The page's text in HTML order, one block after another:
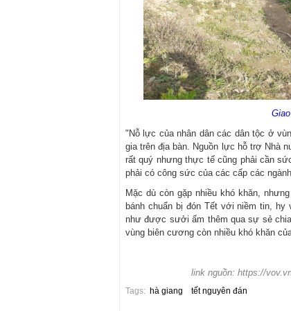
"Nỗ lực của nhân dân các dân tộc ở
gia trên địa bàn. Nguồn lực hỗ trợ Nhà
rất quý nhưng thực tế cũng phải cần
phải có công sức của các cấp các
Mặc dù còn gặp nhiều khó khăn,
bánh chuẩn bị đón Tết với niềm tin,
như được sưởi ấm thêm qua sự sẻ
vùng biên cương còn nhiều khó khăn
link nguồn: https://
Tags: hà giang tết nguyên đán